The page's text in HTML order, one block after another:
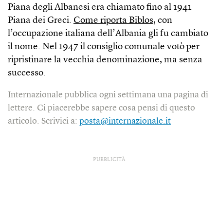
Piana degli Albanesi era chiamato fino al 1941
Piana dei Greci. Come riporta Biblos, con
l’occupazione italiana dell’Albania gli fu cambiato
il nome. Nel 1947 il consiglio comunale votò per
ripristinare la vecchia denominazione, ma senza
successo.
Internazionale pubblica ogni settimana una pagina di
lettere. Ci piacerebbe sapere cosa pensi di questo
articolo. Scrivici a: posta@internazionale.it
PUBBLICITÀ